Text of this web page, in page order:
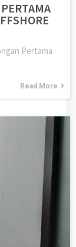
Pertama
Read More